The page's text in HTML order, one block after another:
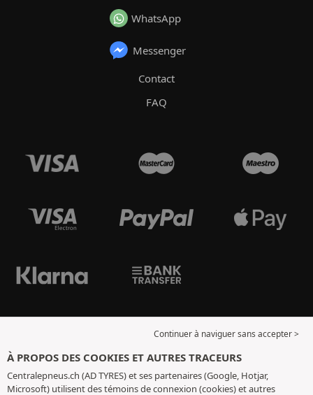
WhatsApp
Messenger
Contact
FAQ
Continuer à naviguer sans accepter >
À PROPOS DES COOKIES ET AUTRES TRACEURS
Centralepneus.ch (AD TYRES) et ses partenaires (Google, Hotjar,
Microsoft) utilisent des témoins de connexion (cookies) et autres